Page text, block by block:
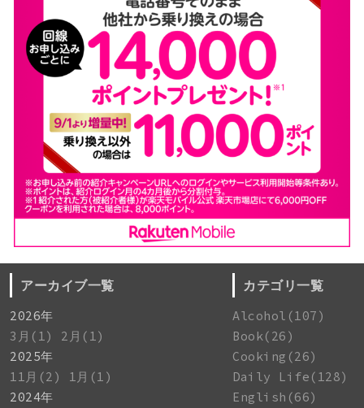
アーカイブ一覧
2026年
3月(1)
2月(1)
2025年
11月(2)
1月(1)
2024年
カテゴリ一覧
Alcohol(107)
Book(26)
Cooking(26)
Daily Life(128)
English(66)